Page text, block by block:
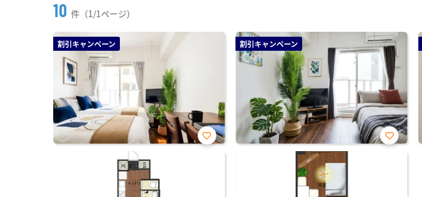
10 件（1/1ページ）
割引キャンペーン
お気
割引キャンペーン
お気